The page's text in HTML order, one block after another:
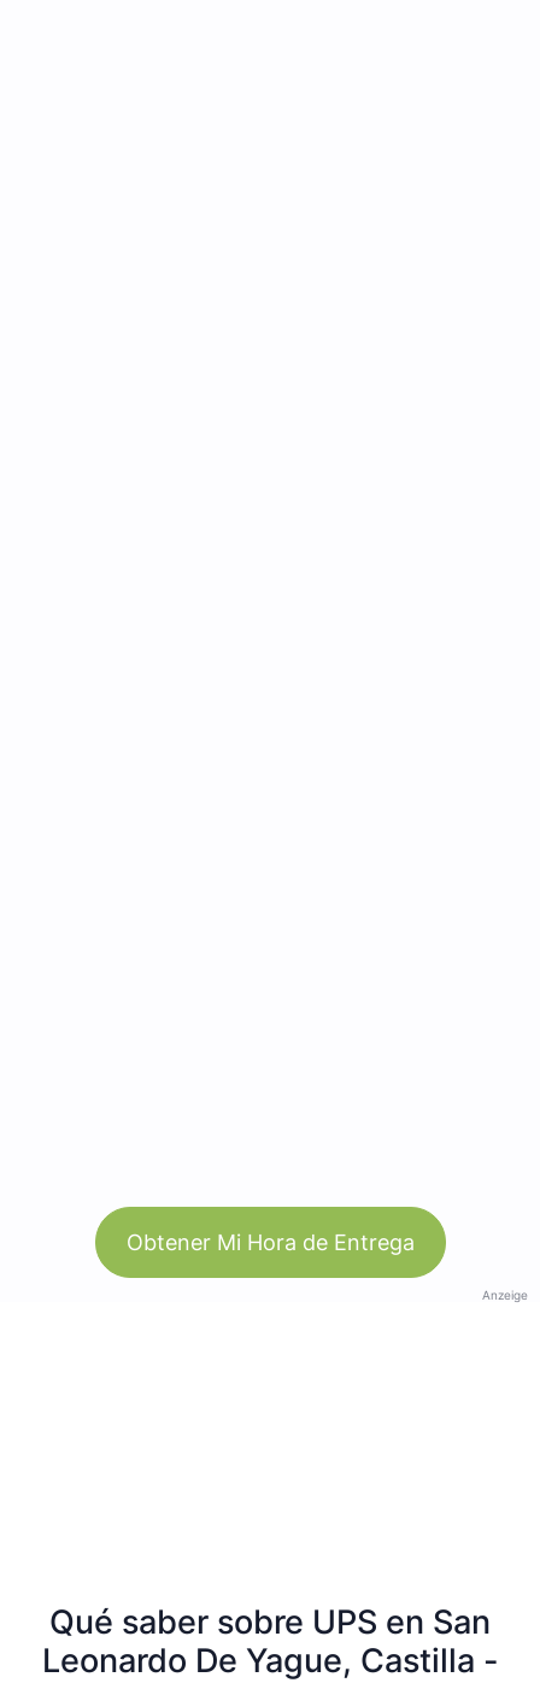
Obtener Mi Hora de Entrega
Anzeige
Qué saber sobre UPS en San
Leonardo De Yague, Castilla -